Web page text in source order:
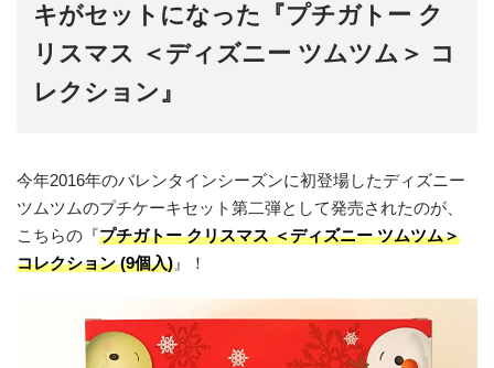
キがセットになった『プチガトー ク
リスマス ＜ディズニー ツムツム＞ コ
レクション』
今年2016年のバレンタインシーズンに初登場したディズニー
ツムツムのプチケーキセット第二弾として発売されたのが、
こちらの『プチガトー クリスマス ＜ディズニー ツムツム＞
コレクション (9個入) 』！